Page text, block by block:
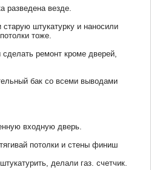
разведена везде.
штукатурку и наносили
тоже.
ремонт кроме дверей,
бак со всеми выводами
входную дверь.
потолки и стены финиш
делали газ. счетчик.